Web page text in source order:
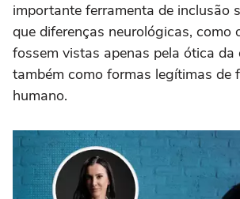
importante ferramenta de inclusão
que diferenças neurológicas, como
fossem vistas apenas pela ótica da
também como formas legítimas de
humano.